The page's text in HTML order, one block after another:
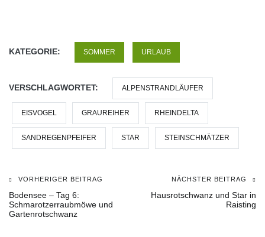
KATEGORIE: SOMMER URLAUB
VERSCHLAGWORTET: ALPENSTRANDLÄUFER
EISVOGEL GRAUREIHER RHEINDELTA
SANDREGENPFEIFER STAR STEINSCHMÄTZER
Beitragsnavigation
VORHERIGER BEITRAG
Bodensee – Tag 6:
Schmarotzerraubmöwe und
Gartenrotschwanz
NÄCHSTER BEITRAG
Hausrotschwanz und Star in
Raisting